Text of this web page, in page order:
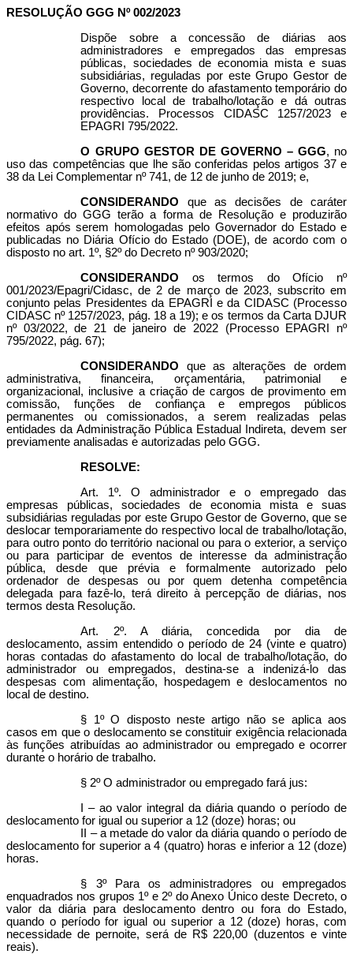
RESOLUÇÃO GGG Nº 002/2023
Dispõe sobre a concessão de diárias aos
administradores e empregados das empresas
públicas, sociedades de economia mista e suas
subsidiárias, reguladas por este Grupo Gestor de
Governo, decorrente do afastamento temporário do
respectivo local de trabalho/lotação e dá outras
providências. Processos CIDASC 1257/2023 e
EPAGRI 795/2022.
O GRUPO GESTOR DE GOVERNO – GGG, no
uso das competências que lhe são conferidas pelos artigos 37 e
38 da Lei Complementar nº 741, de 12 de junho de 2019; e,
CONSIDERANDO que as decisões de caráter
normativo do GGG terão a forma de Resolução e produzirão
efeitos após serem homologadas pelo Governador do Estado e
publicadas no Diária Ofício do Estado (DOE), de acordo com o
disposto no art. 1º, §2º do Decreto nº 903/2020;
CONSIDERANDO os termos do Ofício nº
001/2023/Epagri/Cidasc, de 2 de março de 2023, subscrito em
conjunto pelas Presidentes da EPAGRI e da CIDASC (Processo
CIDASC nº 1257/2023, pág. 18 a 19); e os termos da Carta DJUR
nº 03/2022, de 21 de janeiro de 2022 (Processo EPAGRI nº
795/2022, pág. 67);
CONSIDERANDO que as alterações de ordem
administrativa, financeira, orçamentária, patrimonial e
organizacional, inclusive a criação de cargos de provimento em
comissão, funções de confiança e empregos públicos
permanentes ou comissionados, a serem realizadas pelas
entidades da Administração Pública Estadual Indireta, devem ser
previamente analisadas e autorizadas pelo GGG.
RESOLVE:
Art. 1º. O administrador e o empregado das
empresas públicas, sociedades de economia mista e suas
subsidiárias reguladas por este Grupo Gestor de Governo, que se
deslocar temporariamente do respectivo local de trabalho/lotação,
para outro ponto do território nacional ou para o exterior, a serviço
ou para participar de eventos de interesse da administração
pública, desde que prévia e formalmente autorizado pelo
ordenador de despesas ou por quem detenha competência
delegada para fazê-lo, terá direito à percepção de diárias, nos
termos desta Resolução.
Art. 2º. A diária, concedida por dia de
deslocamento, assim entendido o período de 24 (vinte e quatro)
horas contadas do afastamento do local de trabalho/lotação, do
administrador ou empregados, destina-se a indenizá-lo das
despesas com alimentação, hospedagem e deslocamentos no
local de destino.
§ 1º O disposto neste artigo não se aplica aos
casos em que o deslocamento se constituir exigência relacionada
às funções atribuídas ao administrador ou empregado e ocorrer
durante o horário de trabalho.
§ 2º O administrador ou empregado fará jus:
I – ao valor integral da diária quando o período de
deslocamento for igual ou superior a 12 (doze) horas; ou
II – a metade do valor da diária quando o período de
deslocamento for superior a 4 (quatro) horas e inferior a 12 (doze)
horas.
§ 3º Para os administradores ou empregados
enquadrados nos grupos 1º e 2º do Anexo Único deste Decreto, o
valor da diária para deslocamento dentro ou fora do Estado,
quando o período for igual ou superior a 12 (doze) horas, com
necessidade de pernoite, será de R$ 220,00 (duzentos e vinte
reais).